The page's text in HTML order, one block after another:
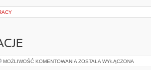
MOŻLIWOŚĆ KOMENTOWANIA ZAPACHOWE
ZOSTAŁA WYŁĄCZONA